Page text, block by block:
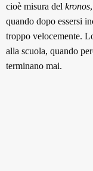
cioè misura del kronos
quando dopo essersi
troppo velocemente.
alla scuola, quando
terminano mai.